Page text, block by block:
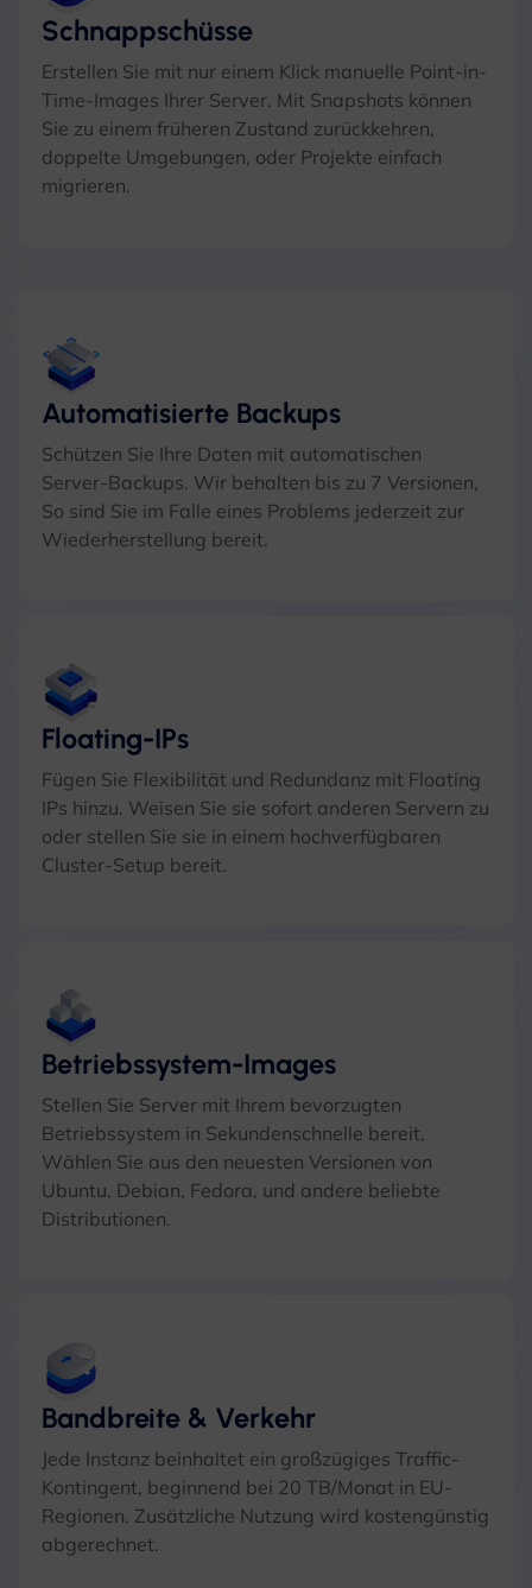
Schnappschüsse
Erstellen Sie mit nur einem Klick manuelle Point-in-
Time-Images Ihrer Server. Mit Snapshots können
Sie zu einem früheren Zustand zurückkehren,
doppelte Umgebungen, oder Projekte einfach
migrieren.
Automatisierte Backups
Schützen Sie Ihre Daten mit automatischen
Server-Backups. Wir behalten bis zu 7 Versionen,
So sind Sie im Falle eines Problems jederzeit zur
Wiederherstellung bereit.
Floating-IPs
Fügen Sie Flexibilität und Redundanz mit Floating
IPs hinzu. Weisen Sie sie sofort anderen Servern zu
oder stellen Sie sie in einem hochverfügbaren
Cluster-Setup bereit.
Betriebssystem-Images
Stellen Sie Server mit Ihrem bevorzugten
Betriebssystem in Sekundenschnelle bereit,
Wählen Sie aus den neuesten Versionen von
Ubuntu, Debian, Fedora, und andere beliebte
Distributionen.
Bandbreite & Verkehr
Jede Instanz beinhaltet ein großzügiges Traffic-
Kontingent, beginnend bei 20 TB/Monat in EU-
Regionen. Zusätzliche Nutzung wird kostengünstig
abgerechnet.